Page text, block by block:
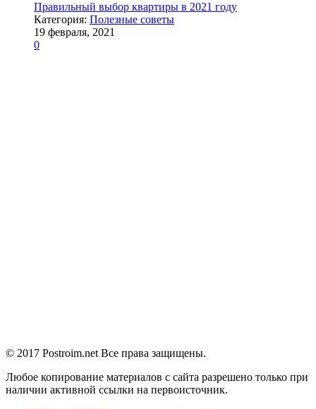
Правильный выбор квартиры в 2021 году
Категория: Полезные советы
19 февраля, 2021
0
© 2017 Postroim.net Все права защищены.
Любое копирование материалов с сайта разрешено только при
наличии активной ссылки на первоисточник.